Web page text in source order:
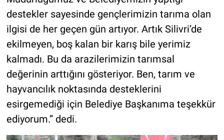
destekler sayesinde gençlerimizin tarıma olan
ilgisi de her geçen gün artıyor. Artık Silivri’de
ekilmeyen, boş kalan bir karış bile yerimiz
kalmadı. Bu da arazilerimizin tarımsal
değerinin arttığını gösteriyor. Ben, tarım ve
hayvancılık noktasında desteklerini
esirgemediği için Belediye Başkanıma teşekkür
ediyorum.” dedi.